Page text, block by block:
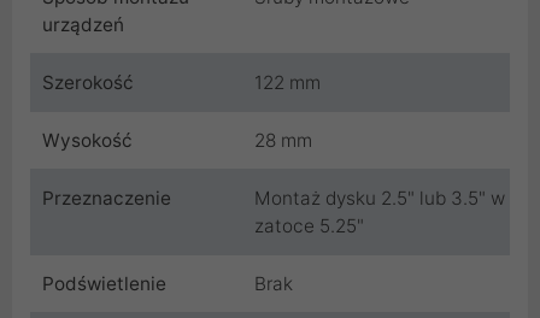
urządzeń
Szerokość 122 mm
Wysokość 28 mm
Przeznaczenie
Montaż dysku 2.5" lub 3.5" w
zatoce 5.25"
Podświetlenie Brak